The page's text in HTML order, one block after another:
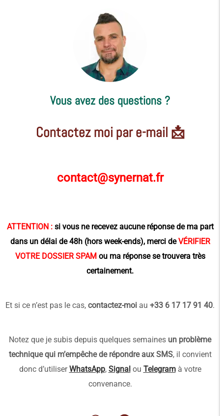
Vous avez des questions ?
Contactez moi par e-mail 📩
contact@synernat.fr
ATTENTION : si vous ne recevez aucune réponse de ma part
dans un délai de 48h (hors week-ends), merci deVÉRIFIER
VOTRE DOSSIER SPAM ou ma réponse se trouvera très
certainement.
Et si ce n’est pas le cas, contactez-moi au +33 6 17 17 91 40.
Notez que je subis depuis quelques semaines un problème
technique qui m’empêche de répondre aux SMS, il convient
donc d’utiliserWhatsApp, Signal ou Telegramà votre
convenance.